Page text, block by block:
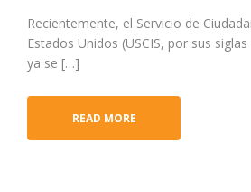
Recientemente, el Servicio de
Estados Unidos (USCIS, por sus
ya se […]
READ MORE